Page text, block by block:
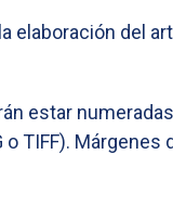
elaboración del
estar
TIFF). Márgenes